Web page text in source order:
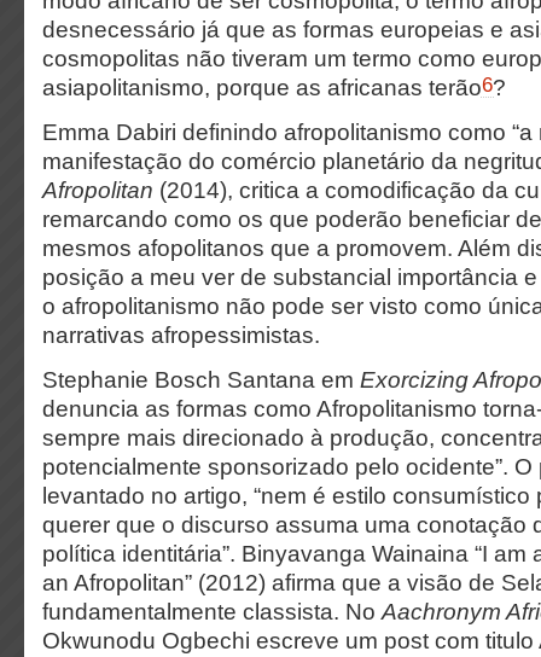
desnecessário já que as formas europeias e
cosmopolitas não tiveram um termo como
asiapolitanismo, porque as africanas terão6?
Emma Dabiri definindo afropolitanismo como
manifestação do comércio planetário da
Afropolitan (2014), critica a comodificação da
remarcando como os que poderão beneficiar
mesmos afopolitanos que a promovem. Além
posição a meu ver de substancial importância
o afropolitanismo não pode ser visto como
narrativas afropessimistas.
Stephanie Bosch Santana em Exorcizing
denuncia as formas como Afropolitanismo
sempre mais direcionado à produção,
potencialmente sponsorizado pelo ocidente”.
levantado no artigo, “nem é estilo
querer que o discurso assuma uma conotação
política identitária”. Binyavanga Wainaina “I am
an Afropolitan” (2012) afirma que a visão de
fundamentalmente classista. No Aachronym
Okwunodu Ogbechi escreve um post com